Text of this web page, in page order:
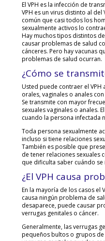
El VPH es la infección de
VPH es un virus distinto al del
común que casi todos los
sexualmente activos lo
Hay muchos tipos distintos
causar problemas de salud
cánceres. Pero hay vacunas
problemas de salud ocurran.
¿Cómo se
Usted puede contraer el VPH
orales, vaginales o anales
Se transmite con mayor
sexuales vaginales o anales.
cuando la persona infectada
Toda persona sexualmente
incluso si tiene relaciones
También es posible que
de tener relaciones sexuales
que dificulta saber cuándo
¿El VPH causa
En la mayoría de los casos el
causa ningún problema de
desaparece, puede causar
verrugas genitales o cáncer.
Generalmente, las verrugas
pequeños bultos o grupos